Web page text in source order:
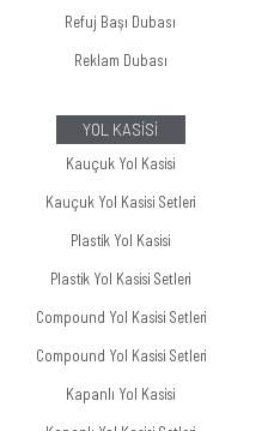
Refuj Başı Dubası
Reklam Dubası
YOL KASİSİ
Kauçuk Yol Kasisi
Kauçuk Yol Kasisi Setleri
Plastik Yol Kasisi
Plastik Yol Kasisi Setleri
Compound Yol Kasisi Setleri
Compound Yol Kasisi Setleri
Kapanlı Yol Kasisi